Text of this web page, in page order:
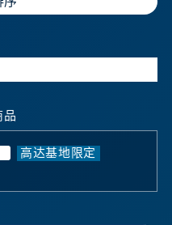
品
高达基地限定